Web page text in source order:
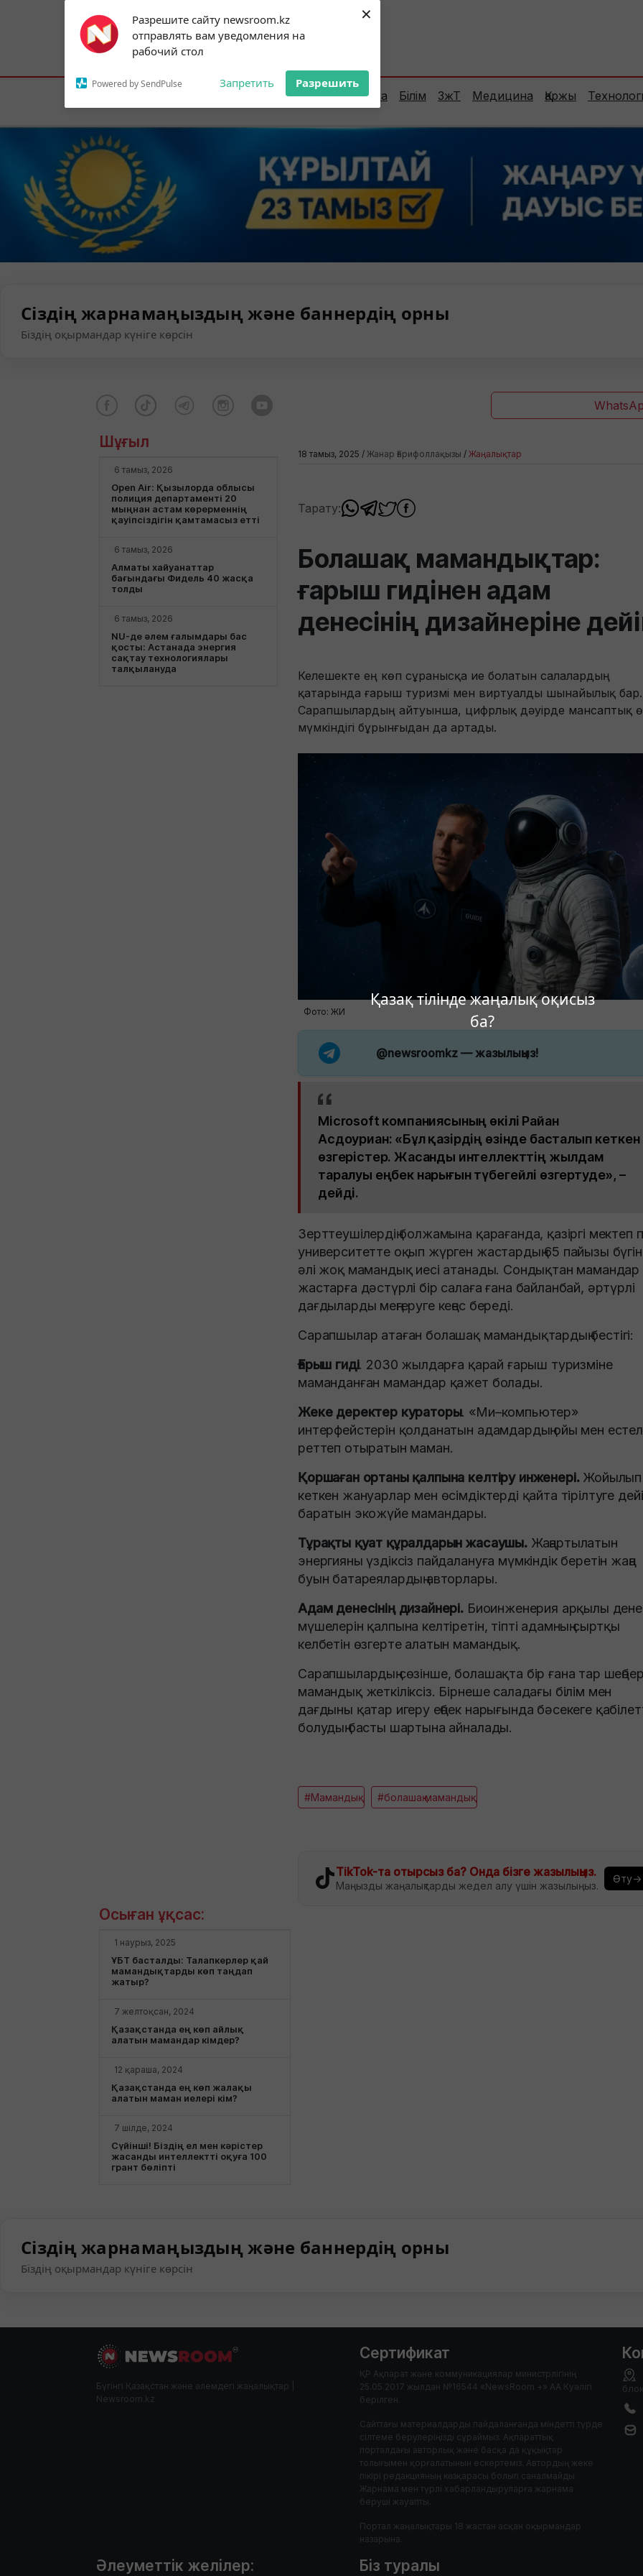
Разрешите сайту newsroom.kz
отправлять вам уведомления на
рабочий стол
Powered by SendPulse Запретить Разрешить
×
Қазақ тілінде жаңалық оқисыз
ба?
Subscribe to our
notifications!
To enable permission prompts, click on
the notification icon
Астана:18°C Алматы:21°C Шымкент:
Елорда Сараптама Білім ЗжТ Медицина Қаржы
Сіздің жарнамаңыздың және баннердің орны
Біздің оқырмандар күніге көрсін
Шұғыл
6 тамыз, 2026
Open Air: Қызылорда облысы
полиция департаменті 20
мыңнан астам көрерменнің
қауіпсіздігін қамтамасыз етті
6 тамыз, 2026
Алматы хайуанаттар
бағындағы Фидель 40 жасқа
толды
6 тамыз, 2026
NU-де әлем ғалымдары бас
қосты: Астанада энергия
сақтау технологиялары
талқылануда
18 тамыз, 2025 / Жанар Ғарифоллақызы / Жаңалықтар
Тарату:
Болашақ мамандықтар:
ғарыш гидінен адам
денесінің дизайнеріне
Келешекте ең көп сұранысқа ие болатын салалардың
қатарында ғарыш туризмі мен виртуалды шынайылық бар.
Сарапшылардың айтуынша, цифрлық дәуірде мансаптық
мүмкіндігі бұрынғыдан да артады.
Фото: ЖИ
@newsroomkz— жазылыңыз!
Microsoft компаниясының өкілі Райан
Асдоуриан: «Бұл қазірдің өзінде басталып кеткен
өзгерістер. Жасанды интеллекттің жылдам
таралуы еңбек нарығын түбегейлі өзгертуде», –
дейді.
Зерттеушілердің болжамына қарағанда, қазіргі мектеп
университетте оқып жүрген жастардың 65 пайызы
әлі жоқ мамандық иесі атанады. Сондықтан мамандар
жастарға дәстүрлі бір салаға ғана байланбай, әртүрлі
дағдыларды меңгеруге кеңес береді.
Сарапшылар атаған болашақ мамандықтардың бестігі:
Ғарыш гиді. 2030 жылдарға қарай ғарыш туризміне
маманданған мамандар қажет болады.
Жеке деректер кураторы. «Ми–компьютер»
интерфейстерін қолданатын адамдардың ойы мен
реттеп отыратын маман.
Қоршаған ортаны қалпына келтіру инженері.Жойылып
кеткен жануарлар мен өсімдіктерді қайта тірілтуге
баратын экожүйе мамандары.
Тұрақты қуат құралдарын жасаушы. Жаңартылатын
энергияны үздіксіз пайдалануға мүмкіндік беретін жаңа
буын батареялардың авторлары.
Адам денесінің дизайнері. Биоинженерия арқылы дене
мүшелерін қалпына келтіретін, тіпті адамның сыртқы
келбетін өзгерте алатын мамандық.
Сарапшылардың сөзінше, болашақта бір ғана тар
мамандық жеткіліксіз. Бірнеше саладағы білім мен
дағдыны қатар игеру еңбек нарығында бәсекеге
болудың басты шартына айналады.
#Мамандық #болашақ мамандық
TikTok-та отырсыз ба? Онда бізге жазылыңыз.
Маңызды жаңалықтарды жедел алу үшін жазылыңыз.
Өту→
Осыған ұқсас:
1 наурыз, 2025
ҰБТ басталды: Талапкерлер қай
мамандықтарды көп таңдап
жатыр?
7 желтоқсан, 2024
Қазақстанда ең көп айлық
алатын мамандар кімдер?
12 қараша, 2024
Қазақстанда ең көп жалақы
алатын маман иелері кім?
7 шілде, 2024
Сүйінші! Біздің ел мен кәрістер
жасанды интеллектті оқуға 100
грант бөліпті
Сіздің жарнамаңыздың және баннердің орны
Біздің оқырмандар күніге көрсін
Бүгінгі Қазақстан және әлемдегі жаңалықтар |
Newsroom.kz
Сертификат
ҚР Ақпарат және коммуникациялар министрлігінің
25.05.2017 жылдан №16544 «NewsRoom +» АА Куәлігі
берілген.
Сайттағы материалдарды пайдаланғанда міндетті түрде
сілтеме берулеріңізді сұраймыз. Ақпараттық
порталдағы авторлық және басқа да құқықтар
толығымен қорғалатынын ескертеміз. Автордың жеке
пікірі редакцияның көзқарасы болып саналмайды.
Жарнама мен түрлі хабарландыруларға жарнама
беруші жауапты.
Портал жаңалықтары 18 жастан асқан оқырмандар
назарына.
Біз туралы
Әлеуметтік желілер: